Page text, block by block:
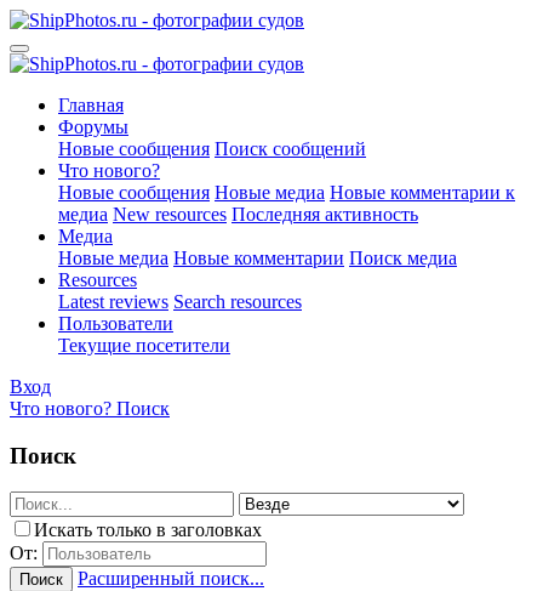
Главная
Форумы
Новые сообщения Поиск сообщений
Что нового?
Новые сообщения Новые медиа Новые комментарии к
медиа New resources Последняя активность
Медиа
Новые медиа Новые комментарии Поиск медиа
Resources
Latest reviews Search resources
Пользователи
Текущие посетители
Вход
Что нового? Поиск
Поиск
Искать только в заголовках
От:
Поиск Расширенный поиск...